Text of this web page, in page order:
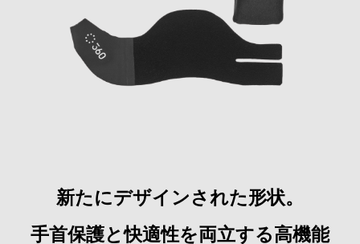
新たにデザインされた形状。
手首保護と快適性を両立する高機能